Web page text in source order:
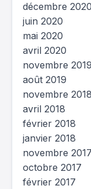
décembre 2020
juin 2020
mai 2020
avril 2020
novembre 2019
août 2019
novembre 2018
avril 2018
février 2018
janvier 2018
novembre 2017
octobre 2017
février 2017